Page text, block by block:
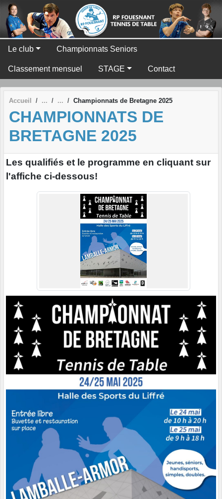
Le club Championnats Seniors
Classement mensuel STAGE Contact
Accueil Championnats de Bretagne 2025
CHAMPIONNATS DE
BRETAGNE 2025
Les qualifiés et le programme en cliquant sur
l'affiche ci-dessous!
Panneau de gestion des cookies